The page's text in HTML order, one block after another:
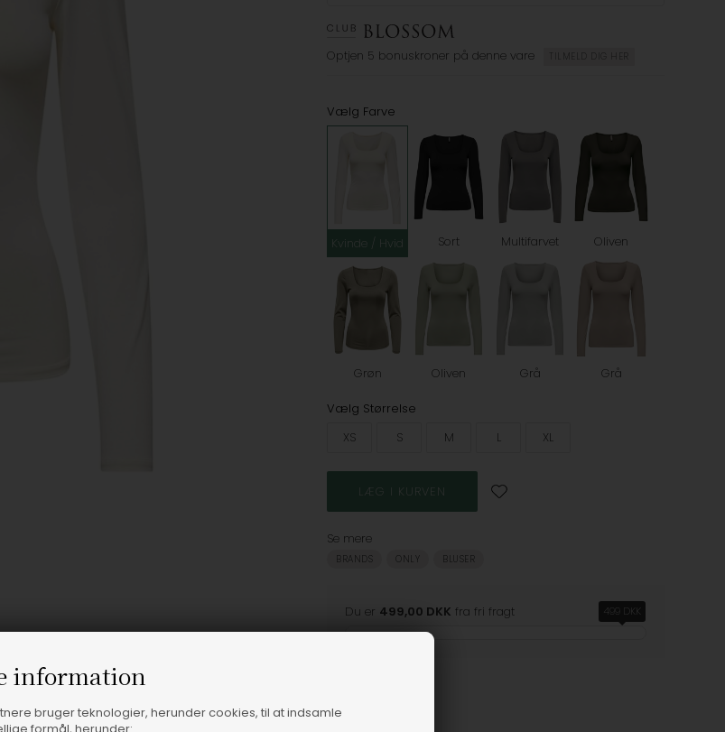
information
bruger teknologier, herunder cookies, til at indsamle
formål, herunder:
Optjen 5 bonuskroner på denne vare TILMELD DIG HER
Vælg Farve
Kvinde / Hvid Sort Multifarvet Oliven
Grøn Oliven Grå Grå
Vælg Størrelse
XS
S M L XL
Se mere
BRANDS ONLY BLUSER
Du er 499,00 DKK fra fri fragt 499 DKK